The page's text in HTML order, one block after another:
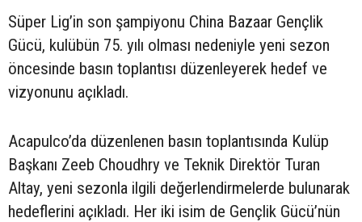
Süper Lig’in son şampiyonu China Bazaar Gençlik
Gücü, kulübün 75. yılı olması nedeniyle yeni sezon
öncesinde basın toplantısı düzenleyerek hedef ve
vizyonunu açıkladı.
Acapulco’da düzenlenen basın toplantısında Kulüp
Başkanı Zeeb Choudhry ve Teknik Direktör Turan
Altay, yeni sezonla ilgili değerlendirmelerde bulunarak
hedeflerini açıkladı. Her iki isim de Gençlik Gücü’nün